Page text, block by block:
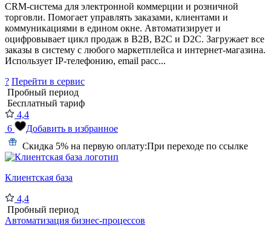
CRM-система для электронной коммерции и розничной
торговли. Помогает управлять заказами, клиентами и
коммуникациями в едином окне. Автоматизирует и
оцифровывает цикл продаж в B2B, B2C и D2C. Загружает все
заказы в систему с любого маркетплейса и интернет-магазина.
Использует IP-телефонию, email расс...
? Перейти в сервис
Пробный период
Бесплатный тариф
4,4
6
Добавить в избранное
Скидка 5% на первую оплату:При переходе по ссылке
Клиентская база
4,4
Пробный период
Автоматизация бизнес-процессов